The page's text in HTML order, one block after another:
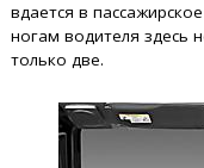
вдается в
ногам водителя здесь
только две.